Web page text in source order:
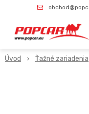
Úvod Ťažné zariadenia